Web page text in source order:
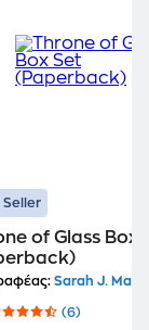
Seller
of Glass Box
Sarah J. Maas
(6)